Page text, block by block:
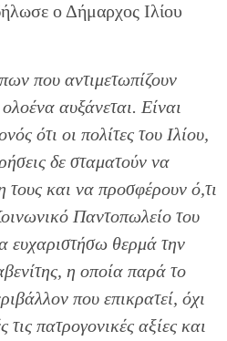
ο Δήμαρχος Ιλίου
που αντιμετωπίζουν
αυξάνεται. Είναι
ότι οι πολίτες του Ιλίου,
δε σταματούν να
τους και να προσφέρουν ό,τι
Παντοπωλείο του
θερμά την
η οποία παρά το
που επικρατεί, όχι
τις πατρογονικές αξίες και